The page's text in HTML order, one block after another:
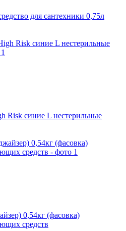
для сантехники 0,75л
Risk синие L нестерильные
0,54кг (фасовка)
средств